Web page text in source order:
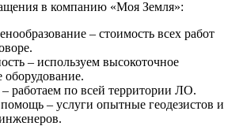
в компанию «Моя Земля»:
– стоимость всех работ
– используем высокоточное
оборудование.
работаем по всей территории ЛО.
– услуги опытные геодезистов и